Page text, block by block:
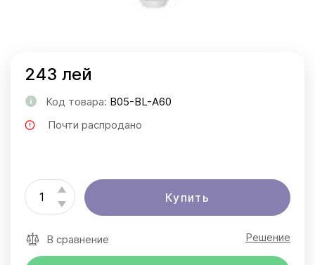
243 лей
Код товара: B05-BL-A60
Почти распродано
Купить
В сравнение Решение